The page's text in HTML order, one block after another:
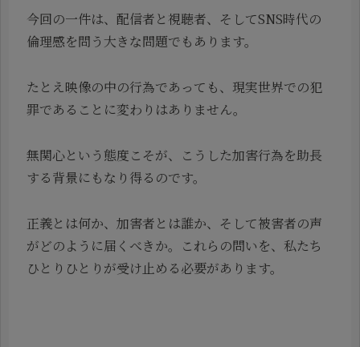
今回の一件は、配信者と視聴者、そしてSNS時代の
倫理感を問う大きな問題でもあります。
たとえ映像の中の行為であっても、現実世界での犯
罪であることに変わりはありません。
無関心という態度こそが、こうした加害行為を助長
する背景にもなり得るのです。
正義とは何か、加害者とは誰か、そして被害者の声
がどのように届くべきか。これらの問いを、私たち
ひとりひとりが受け止める必要があります。